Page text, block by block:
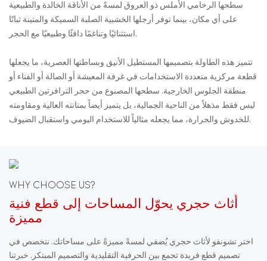
سطحها الرخامي الأملس ذو العروق لمسةً من الأناقة الخالدة والطبيعية
على أي مكان، بينما توفر أرجلها الخشبية الصلبة السميكة والمتينة ثباتًا
استثنائيًا وتناغمًا دافئًا وطبيعيًا مع الحجر.
تتميز هذه الطاولة بتصميمها المستطيل الأنيق وبساطتها العصرية، ما يجعلها
قطعة مركزية متعددة الاستخدامات في غرفة المعيشة أو الصالة أو الفناء أو
منطقة الجلوس الخارجية. سطحها المصنوع من حجر الترافرتين الطبيعي
ليس فقط مذهلاً من الناحية الجمالية، بل يتميز أيضاً بمتانته العالية ومقاومته
للخدوش والحرارة، مما يجعله مثالياً للاستخدام اليومي واستقبال الضيوف.
WHY CHOOSE US?
أثاث حجري يحوّل المساحات إلى قطع فنية
مميزة
اختر تشونفو لأثاث حجري يُضفي لمسةً مميزةً على مساحاتك. نتخصص في
تصميم قطع فريدة تجمع بين الحرفية التقليدية والتصميم المبتكر. خبرتنا